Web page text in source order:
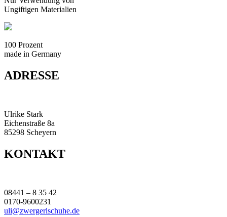
Ungiftigen Materialien
100 Prozent
made in Germany
ADRESSE
Ulrike Stark
Eichenstraße 8a
85298 Scheyern
KONTAKT
08441 – 8 35 42
0170-9600231
uli@zwergerlschuhe.de